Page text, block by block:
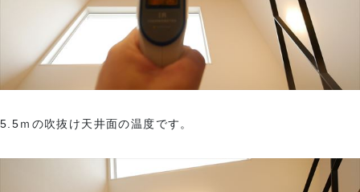
5.5ｍの吹抜け天井面の温度です。